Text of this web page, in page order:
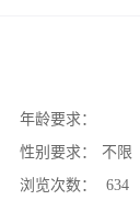
年龄要求：
性别要求：
不限
浏览次数：
634